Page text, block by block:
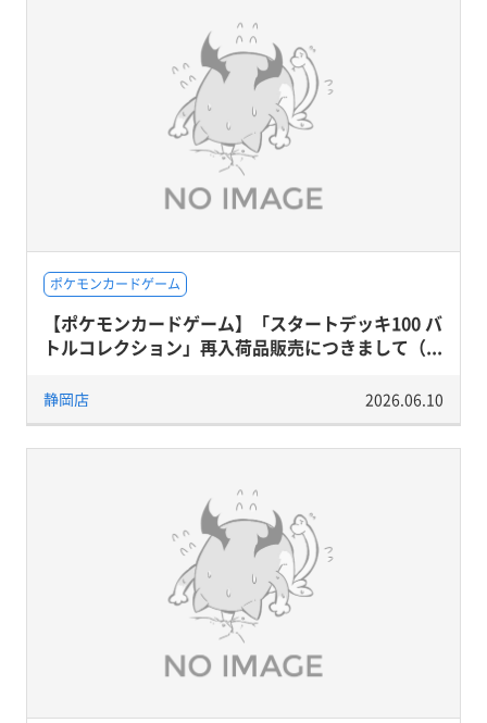
ポケモンカードゲーム
【ポケモンカードゲーム】「スタートデッキ100 バ
トルコレクション」再入荷品販売につきまして（...
静岡店 2026.06.10